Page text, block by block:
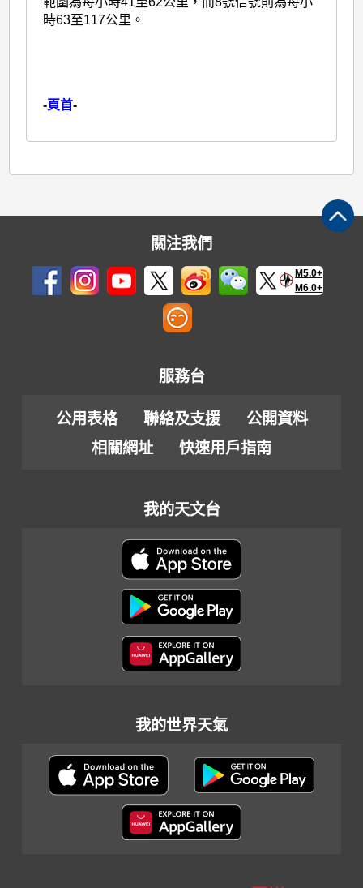
時63至117公里。
-頁首-
關注我們
M5.0+
M6.0+
服務台
公用表格 聯絡及支援
公開資料
相關網址
快速用戶指南
我的天文台
我的世界天氣